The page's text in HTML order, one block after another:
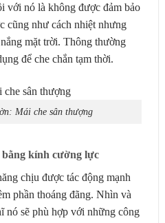
với nó là không được đảm bảo
cũng như cách nhiệt nhưng
mặt trời. Thông thường
để che chắn tạm thời.
Mái che sân thượng
bằng kính cường lực
chịu được tác động mạnh
phần thoáng đãng. Nhìn và
nó sẽ phù hợp với những công